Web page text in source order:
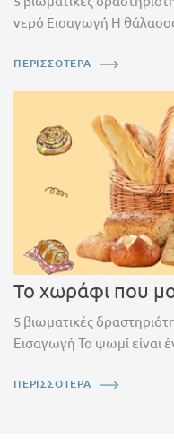
νερό Εισαγωγή Η
ΠΕΡΙΣΣΟΤΕΡΑ
Το χωράφι που
5 βιωματικές
Εισαγωγή Το ψωμί είναι
ΠΕΡΙΣΣΟΤΕΡΑ